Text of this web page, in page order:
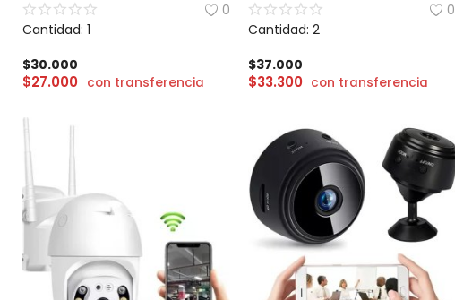
0
Cantidad: 1
$30.000
$27.000 con transferencia
0
Cantidad: 2
$37.000
$33.300 con transferencia